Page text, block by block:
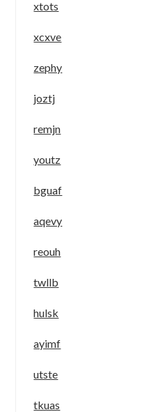
xtots
xcxve
zephy
joztj
remjn
youtz
bguaf
aqevy
reouh
twllb
hulsk
ayimf
utste
tkuas